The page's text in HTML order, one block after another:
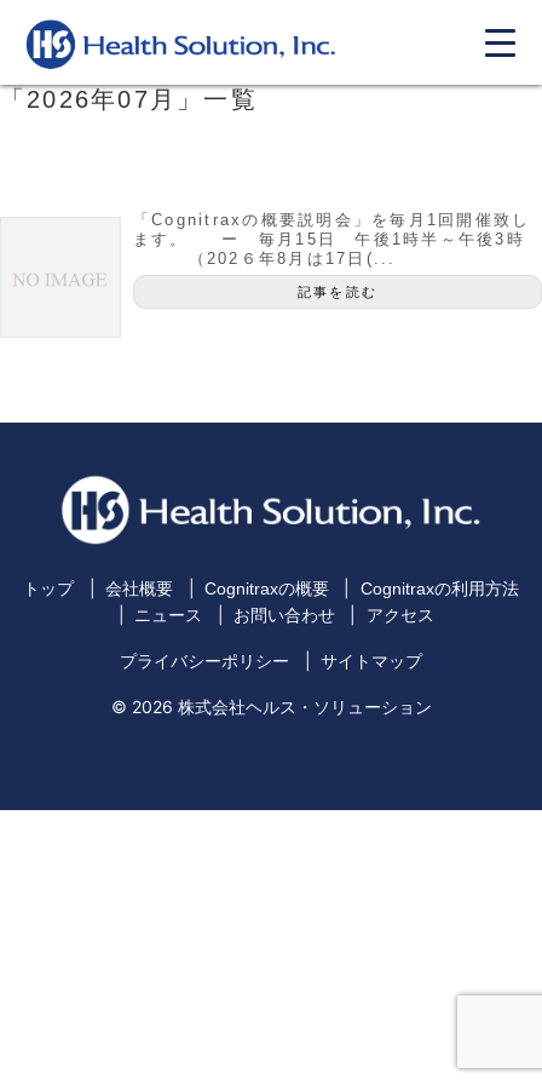
「 2026年07月 」 一覧
「Cognitraxの概要説明会」を毎月1回開催致し
ます。 ー 毎月15日 午後1時半～午後3時
（202６年8月は17日(...
記事を読む
トップ 会社概要 Cognitraxの概要
Cognitraxの利用方法
ニュース
お問い合わせ アクセス
プライバシーポリシー サイトマップ
© 2026 株式会社ヘルス・ソリューション